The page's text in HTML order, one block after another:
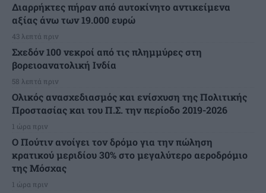
Διαρρήκτες πήραν από αυτοκίνητο αντικείμενα
αξίας άνω των 19.000 ευρώ
43 λεπτά πριν
Σχεδόν 100 νεκροί από τις πλημμύρες στη
βορειοανατολική Ινδία
58 λεπτά πριν
Ολικός ανασχεδιασμός και ενίσχυση της Πολιτικής
Προστασίας και του Π.Σ. την περίοδο 2019-2026
1 ώρα πριν
Ο Πούτιν ανοίγει τον δρόμο για την πώληση
κρατικού μεριδίου 30% στο μεγαλύτερο αεροδρόμιο
της Μόσχας
1 ώρα πριν